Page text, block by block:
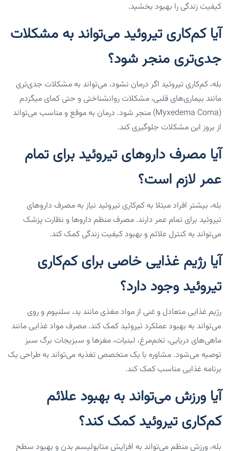
کیفیت زندگی را بهبود بخشید.
آیا کم‌کاری تیروئید می‌تواند به مشکلات
جدی‌تری منجر شود؟
بله، کم‌کاری تیروئید اگر درمان نشود، می‌تواند به مشکلات جدی‌تری
مانند بیماری‌های قلبی، مشکلات روانشناختی و حتی کمای میگزدم
(Myxedema Coma) منجر شود. درمان به موقع و مناسب می‌تواند
از بروز این مشکلات جلوگیری کند.
آیا مصرف داروهای تیروئید برای تمام
عمر لازم است؟
بله، بیشتر افراد مبتلا به کم‌کاری تیروئید نیاز به مصرف داروهای
تیروئید برای تمام عمر دارند. مصرف منظم داروها و نظارت پزشک
می‌تواند به کنترل علائم و بهبود کیفیت زندگی کمک کند.
آیا رژیم غذایی خاصی برای کم‌کاری
تیروئید وجود دارد؟
رژیم غذایی متعادل و غنی از مواد مغذی مانند ید، سلنیوم و روی
می‌تواند به بهبود عملکرد تیروئید کمک کند. مصرف مواد غذایی مانند
ماهی‌های دریایی، تخم‌مرغ، لبنیات، مغزها و سبزیجات برگ سبز
توصیه می‌شود. مشاوره با یک متخصص تغذیه می‌تواند به طراحی یک
برنامه غذایی مناسب کمک کند.
آیا ورزش می‌تواند به بهبود علائم
کم‌کاری تیروئید کمک کند؟
بله، ورزش منظم می‌تواند به افزایش متابولیسم بدن و بهبود سطح